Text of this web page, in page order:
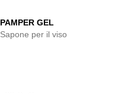
PAMPER GEL
Sapone per il viso